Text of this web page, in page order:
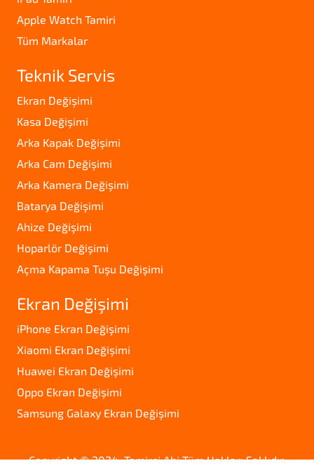
Apple Watch Tamiri
Tüm Markalar
Teknik Servis
Ekran Değişimi
Kasa Değişimi
Arka Kapak Değişimi
Arka Cam Değişimi
Arka Kamera Değişimi
Batarya Değişimi
Ahize Değişimi
Hoparlör Değişimi
Açma Kapama Tuşu Değişimi
Ekran Değişimi
iPhone Ekran Değişimi
Xiaomi Ekran Değişimi
Huawei Ekran Değişimi
Oppo Ekran Değişimi
Samsung Galaxy Ekran Değişimi
Copyright © 2024. Tamirci Abi Tüm Hakları Saklıdır.